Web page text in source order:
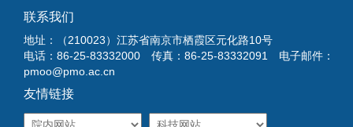
联系我们
地址：（210023）江苏省南京市栖霞区元化路10号
电话：86-25-83332000 传真：86-25-83332091 电子邮件：
pmoo@pmo.ac.cn
友情链接